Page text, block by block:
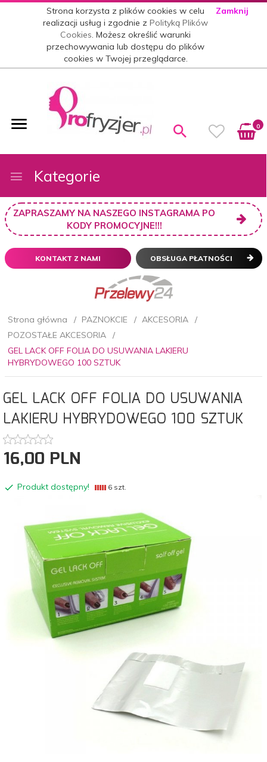
Strona korzysta z plików cookies w celu
realizacji usług i zgodnie zPolityką Plików
Cookies. Możesz określić warunki
przechowywania lub dostępu do plików
cookies w Twojej przeglądarce.
Zamknij
0
Kategorie
ZAPRASZAMY NA NASZEGO INSTAGRAMA PO
KODY PROMOCYJNE!!!
KONTAKT Z NAMI OBSŁUGA PŁATNOŚCI
Strona główna PAZNOKCIE
AKCESORIA
POZOSTAŁE AKCESORIA
GEL LACK OFF FOLIA DO USUWANIA LAKIERU
HYBRYDOWEGO 100 SZTUK
GEL LACK OFF FOLIA DO USUWANIA
LAKIERU HYBRYDOWEGO 100 SZTUK
16,00 PLN
Produkt dostępny! 6 szt.